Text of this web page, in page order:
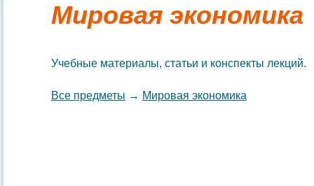
Мировая экономика
Учебные материалы, статьи и конспекты лекций.
Все предметы → Мировая экономика